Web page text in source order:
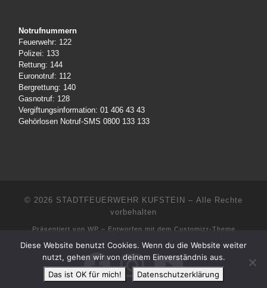
Notrufnummern
Feuerwehr: 122
Polizei: 133
Rettung: 144
Euronotruf: 112
Bergrettung: 140
Gasnotruf: 128
Vergiftungsinformation: 01 406 43 43
Gehörlosen Notruf-SMS 0800 133 133
© 2026 STADTFEUERWEHR KUFSTEIN – Alle Rechte
vorbehalten
Präsentiert von WP – Entworfen mit dem Customizr-Theme
Diese Website benutzt Cookies. Wenn du die Website weiter
nutzt, gehen wir von deinem Einverständnis aus.
Das ist OK für mich!
Datenschutzerklärung